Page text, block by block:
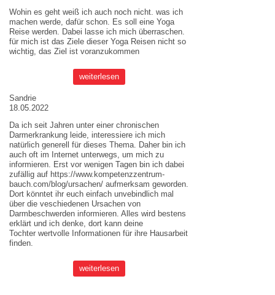
Wohin es geht weiß ich auch noch nicht. was ich
machen werde, dafür schon. Es soll eine Yoga
Reise werden. Dabei lasse ich mich überraschen.
für mich ist das Ziele dieser Yoga Reisen nicht so
wichtig, das Ziel ist voranzukommen
weiterlesen
Sandrie
18.05.2022
Da ich seit Jahren unter einer chronischen
Darmerkrankung leide, interessiere ich mich
natürlich generell für dieses Thema. Daher bin ich
auch oft im Internet unterwegs, um mich zu
informieren. Erst vor wenigen Tagen bin ich dabei
zufällig auf https://www.kompetenzzentrum-
bauch.com/blog/ursachen/ aufmerksam geworden.
Dort könntet ihr euch einfach unvebindlich mal
über die veschiedenen Ursachen von
Darmbeschwerden informieren. Alles wird bestens
erklärt und ich denke, dort kann deine
Tochter wertvolle Informationen für ihre Hausarbeit
finden.
weiterlesen